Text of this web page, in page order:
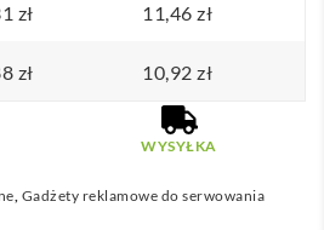
zł 11,46 zł
zł 10,92 zł
WYSYŁKA
, Gadżety reklamowe do serwowania